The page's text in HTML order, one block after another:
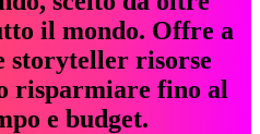
il mondo. Offre a
storyteller risorse
risparmiare fino al
e budget.